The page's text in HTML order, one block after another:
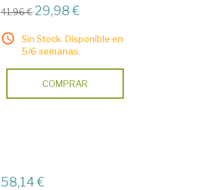
41,96 € 29,98 €
Sin Stock. Disponible en
5/6 semanas.
COMPRAR
58,14 €